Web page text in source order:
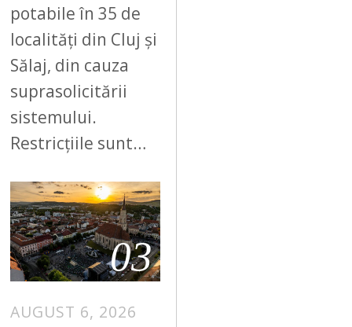
potabile în 35 de
localități din Cluj și
Sălaj, din cauza
suprasolicitării
sistemului.
Restricțiile sunt…
03
AUGUST 6, 2026